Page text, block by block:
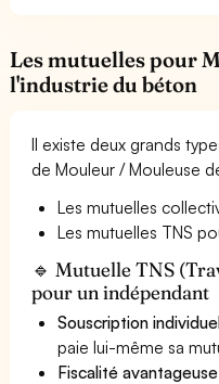
Les mutuelles pour
l'industrie du béton
Il existe deux grands
de Mouleur / Mouleuse
Les mutuelles
Les mutuelles TNS
🔹 Mutuelle TNS
pour un indépendant
Souscription
paie lui-même sa
Fiscalité avantageuse